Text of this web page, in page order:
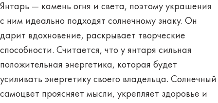
Янтарь — камень огня и света, поэтому украшения
с ним идеально подходят солнечному знаку. Он
дарит вдохновение, раскрывает творческие
способности. Считается, что у янтаря сильная
положительная энергетика, которая будет
усиливать энергетику своего владельца. Солнечный
самоцвет проясняет мысли, укрепляет здоровье и